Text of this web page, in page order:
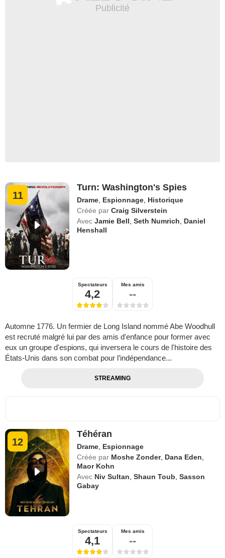
11
Turn: Washington's Spies
Drame, Espionnage, Historique
Créée par Craig Silverstein
Avec Jamie Bell,Seth Numrich, Daniel
Henshall
Spectateurs
4,2
Mes amis
--
Automne 1776. Un fermier de Long Island nommé Abe Woodhull
est recruté malgré lui par des amis d'enfance pour former avec
eux un groupe d'espions, qui inversera le cours de l'histoire des
États-Unis dans son combat pour l’indépendance...
STREAMING
12
Téhéran
Drame, Espionnage
Créée par Moshe Zonder, Dana Eden,
Maor Kohn
Avec Niv Sultan,Shaun Toub,Sasson
Gabay
Spectateurs
4,1
Mes amis
--